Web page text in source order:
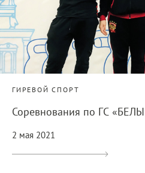
ГИРЕВОЙ СПОРТ
Соревнования по ГС
2 мая 2021